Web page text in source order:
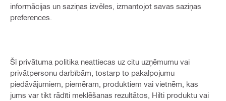
informācijas un saziņas izvēles, izmantojot savas saziņas
preferences.
Šī privātuma politika neattiecas uz citu uzņēmumu vai
privātpersonu darbībām, tostarp to pakalpojumu
piedāvājumiem, piemēram, produktiem vai vietnēm, kas
jums var tikt rādīti meklēšanas rezultātos, Hilti produktu vai